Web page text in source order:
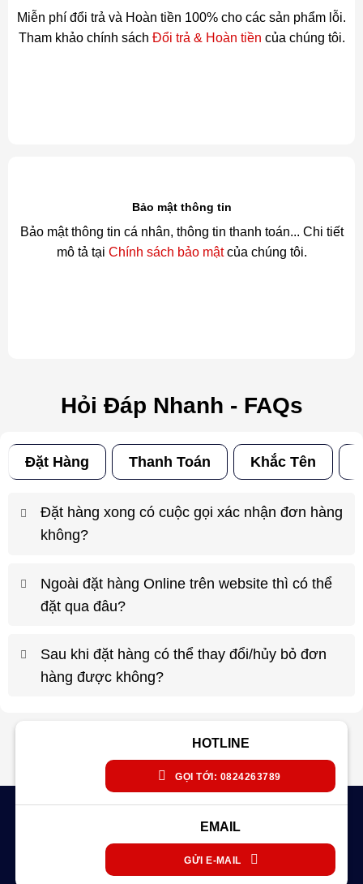
Miễn phí đổi trả và Hoàn tiền 100% cho các sản phẩm lỗi.
Tham khảo chính sách Đổi trả & Hoàn tiền của chúng tôi.
Bảo mật thông tin
Bảo mật thông tin cá nhân, thông tin thanh toán... Chi tiết
mô tả tại Chính sách bảo mậtcủa chúng tôi.
Hỏi Đáp Nhanh - FAQs
Đặt Hàng Thanh Toán Khắc Tên
Đặt hàng xong có cuộc gọi xác nhận đơn hàng
không?
Ngoài đặt hàng Online trên website thì có thể
đặt qua đâu?
Sau khi đặt hàng có thể thay đổi/hủy bỏ đơn
hàng được không?
HOTLINE
GỌI TỚI: 0824263789
EMAIL
GỬI E-MAIL